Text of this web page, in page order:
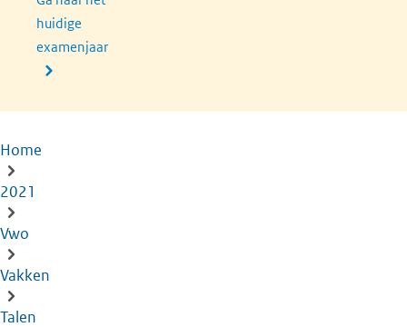
huidige
examenjaar
Kruimelpad
Home
2021
Vwo
Vakken
Talen